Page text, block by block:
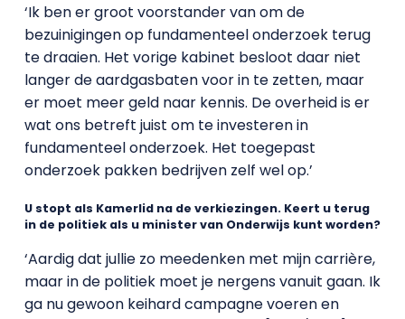
‘Ik ben er groot voorstander van om de
bezuinigingen op fundamenteel onderzoek terug
te draaien. Het vorige kabinet besloot daar niet
langer de aardgasbaten voor in te zetten, maar
er moet meer geld naar kennis. De overheid is er
wat ons betreft juist om te investeren in
fundamenteel onderzoek. Het toegepast
onderzoek pakken bedrijven zelf wel op.’
U stopt als Kamerlid na de verkiezingen. Keert u terug
in de politiek als u minister van Onderwijs kunt worden?
‘Aardig dat jullie zo meedenken met mijn carrière,
maar in de politiek moet je nergens vanuit gaan. Ik
ga nu gewoon keihard campagne voeren en